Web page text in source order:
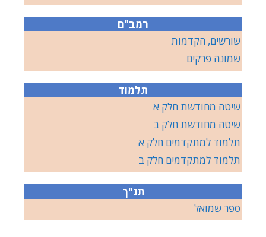
רמב"ם
שורשים, הקדמות
שמונה פרקים
תלמוד
שיטה מחודשת חלק א
שיטה מחודשת חלק ב
תלמוד למתקדמים חלק א
תלמוד למתקדמים חלק ב
תנ"ך
ספר שמואל